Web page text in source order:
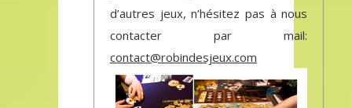
d’autres jeux, n’hésitez pas à nous
contacter par mail:
contact@robindesjeux.com